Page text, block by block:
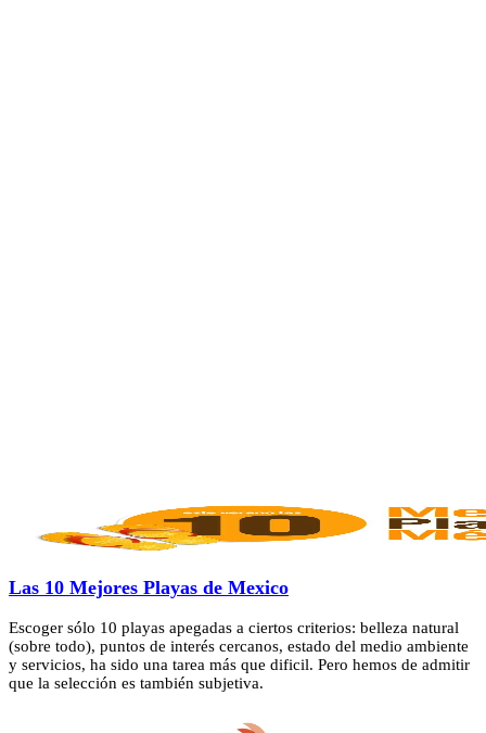
Las 10 Mejores Playas de Mexico
Escoger sólo 10 playas apegadas a ciertos criterios: belleza natural
(sobre todo), puntos de interés cercanos, estado del medio ambiente
y servicios, ha sido una tarea más que dificil. Pero hemos de admitir
que la selección es también subjetiva.